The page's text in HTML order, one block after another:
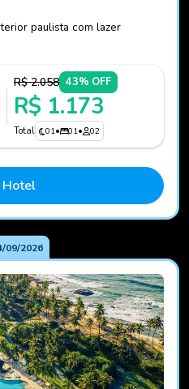
paulista com lazer
R$ 2.058 43% OFF
R$ 1.173
Total 01• 01• 02
Hotel
09/2026